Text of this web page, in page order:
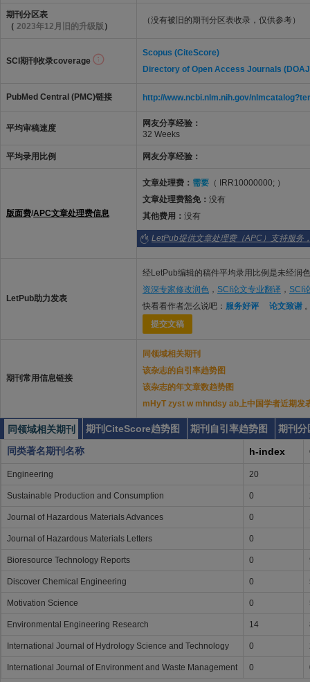
期刊分区表
（ 2023年12月旧的升级版 ）
（没有被旧的期刊分区表收录，仅供参考）
SCI期刊收录coverage
Scopus (CiteScore)
Directory of Open Access Journals
PubMed Central (PMC)链接 http://www.ncbi.nlm.nih.gov/
平均审稿速度
网友分享经验：
32 Weeks
平均录用比例 网友分享经验：
版面费/APC文章处理费信息
文章处理费： 需要 （ IRR10000000; ）
文章处理费豁免： 没有
其他费用： 没有
LetPub提供文章处理费（APC）支持服务
LetPub助力发表
经LetPub编辑的稿件平均录用比例是未经润
资深专家修改润色 ， SCI论文专业翻译 ， SCI
快看看作者怎么说吧： 服务好评 论文致谢
提交文稿
期刊常用信息链接
同领域相关期刊
该杂志的自引率趋势图
该杂志的年文章数趋势图
mHyT zyst w mhndsy ab上中国学者近期发
同领域相关期刊 期刊CiteScore趋势图 期刊自引率趋势图
期刊分
同类著名期刊名称
h-index
Engineering 20
Sustainable Production and Consumption 0
Journal of Hazardous Materials Advances 0
Journal of Hazardous Materials Letters 0
Bioresource Technology Reports 0
Discover Chemical Engineering 0
Motivation Science 0
Environmental Engineering Research 14
International Journal of Hydrology Science and Technology 0
International Journal of Environment and Waste Management 0